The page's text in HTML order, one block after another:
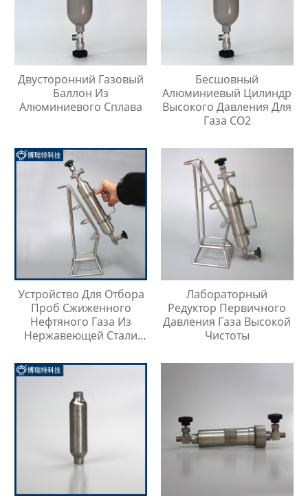
Двусторонний Газовый
Баллон Из
Алюминиевого Сплава
Бесшовный
Алюминиевый Цилиндр
Высокого Давления Для
Газа CO2
Устройство Для Отбора
Проб Сжиженного
Нефтяного Газа Из
Нержавеющей Стали
Лабораторный
Редуктор Первичного
Давления Газа Высокой
Чистоты